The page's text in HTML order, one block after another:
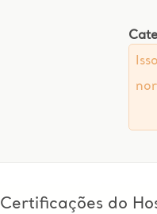
Certificações do